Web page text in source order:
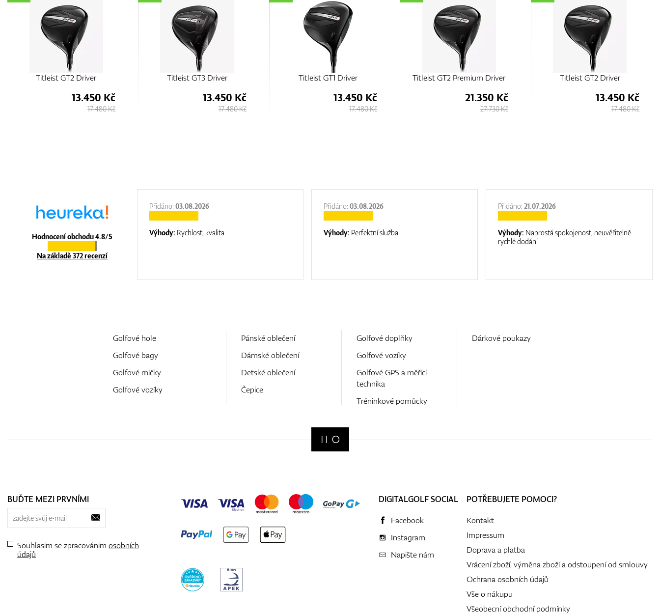
Titleist GT3 Driver
13.450 Kč
17.480 Kč
Titleist GT1 Driver
13.450 Kč
17.480 Kč
Titleist GT2 Premium Driver
21.350 Kč
27.730 Kč
Titleist GT2 Driver
13.450 Kč
17.480 Kč
Titleist GT3 Driver
13.450 Kč
17.480 Kč
Hodnocení obchodu 4.8/5
Na základě 372 recenzí
Přidáno:03.08.2026
Výhody: Rychlost, kvalita
Přidáno:03.08.2026
Výhody: Perfektní služba
Přidáno:21.07.2026
Výhody: Naprostá spokojenost, neuvěřitelně
rychlé dodání
Golfové hole
Golfové bagy
Golfové míčky
Golfové vozíky
Pánské oblečení
Dámské oblečení
Detské oblečení
Čepice
Golfové doplňky
Golfové vozíky
Golfové GPS a měřící
technika
Tréninkové pomůcky
Dárkové poukazy
BUĎTE MEZI PRVNÍMI
Souhlasím se zpracováním osobních
údajů
DIGITALGOLF SOCIAL
Facebook
Instagram
Napište nám
POTŘEBUJETE POMOCI?
Kontakt
Impressum
Doprava a platba
Vrácení zboží, výměna zboží a odstoupení od smlouvy
Ochrana osobních údajů
Vše o nákupu
Všeobecní obchodní podmínky